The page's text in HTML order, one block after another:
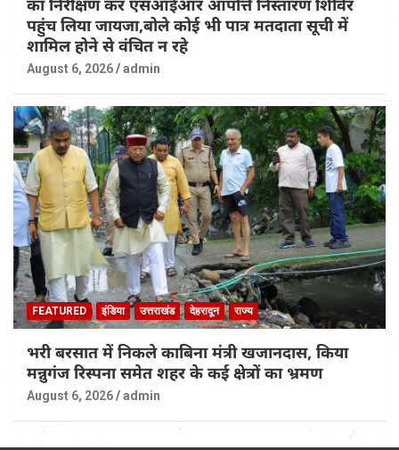
पहुंच लिया जायजा,बोले कोई भी पात्र मतदाता सूची में
शामिल होने से वंचित न रहे
August 6, 2026 admin
FEATURED इंडिया उत्तराखंड देहरादून राज्य
भरी बरसात में निकले काबिना मंत्री खजानदास, किया
मन्नुगंज रिस्पना समेत शहर के कई क्षेत्रों का भ्रमण
August 6, 2026 admin